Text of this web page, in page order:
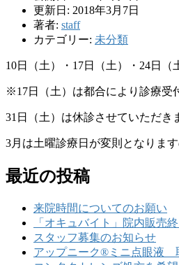
更新日: 2018年3月7日
著者: staff
カテゴリー: 未分類
10日（土）・17日（土）・24日（
※17日（土）は都合により診療受
31日（土）は休診させていただき
3月は土曜診療日が変則となりま
最近の投稿
来院時間についてのお願い
「オキュバイト」院内販売
スタッフ募集のお知らせ
アップニーク®ミニ点眼液